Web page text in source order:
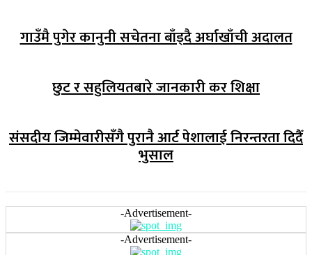
गाउँमै पुगेर कानुनी सचेतना बाँड्दै अर्घाखाँची अदालत
छुट र सहुलियतबारे जानकारी कर शिक्षा
संसदीय जिम्मेवारीसँगै पुरानै आर्ट पेशालाई निरन्तरता दिदैँ
भुसाल
-Advertisement-
-Advertisement-